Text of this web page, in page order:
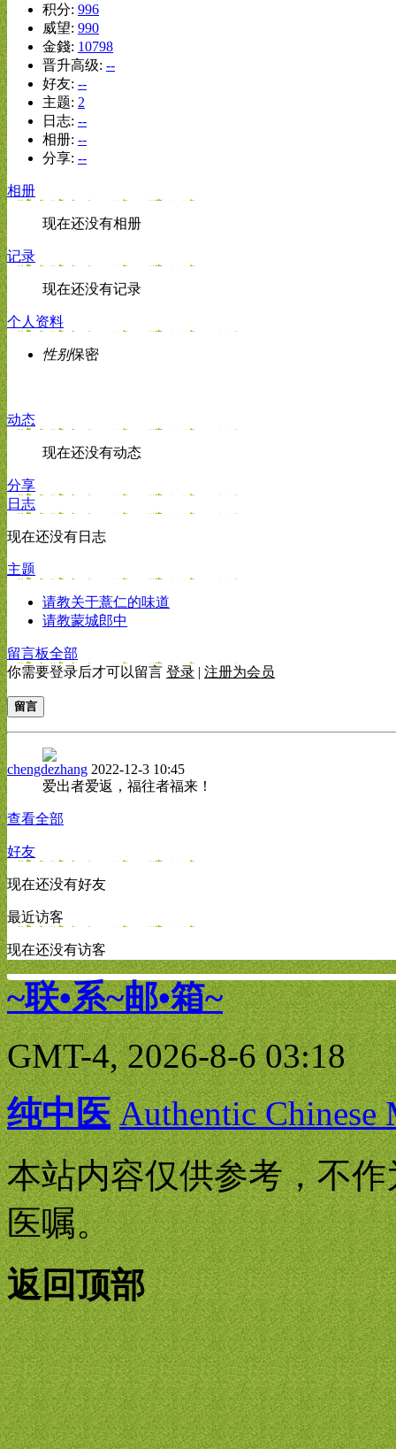
积分: 996
威望: 990
金錢: 10798
晋升高级: --
好友: --
主题: 2
日志: --
相册: --
分享: --
相册
现在还没有相册
记录
现在还没有记录
个人资料
性别保密
动态
现在还没有动态
分享
日志
现在还没有日志
主题
请教关于薏仁的味道
请教蒙城郎中
留言板全部
你需要登录后才可以留言 登录 | 注册为会员
留言
chengdezhang 2022-12-3 10:45
爱出者爱返，福往者福来！
查看全部
好友
现在还没有好友
最近访客
现在还没有访客
~联•系~邮•箱~
GMT-4, 2026-8-6 03:18
纯中医 Authentic
本站内容仅供参考，不
医嘱。
返回顶部